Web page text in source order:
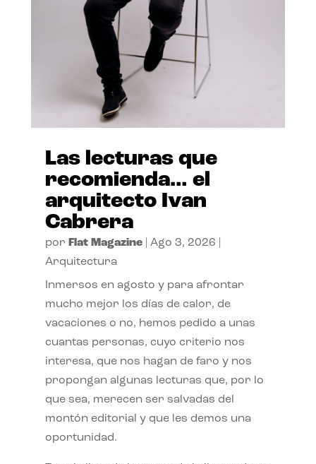
Las lecturas que
recomienda… el
arquitecto Ivan
Cabrera
por Flat Magazine| Ago 3, 2026
Arquitectura
Inmersos en agosto y para afrontar
mucho mejor los días de calor, de
vacaciones o no, hemos pedido a unas
cuantas personas, cuyo criterio nos
interesa, que nos hagan de faro y nos
propongan algunas lecturas que, por lo
que sea, merecen ser salvadas del
montón editorial y que les demos una
oportunidad.